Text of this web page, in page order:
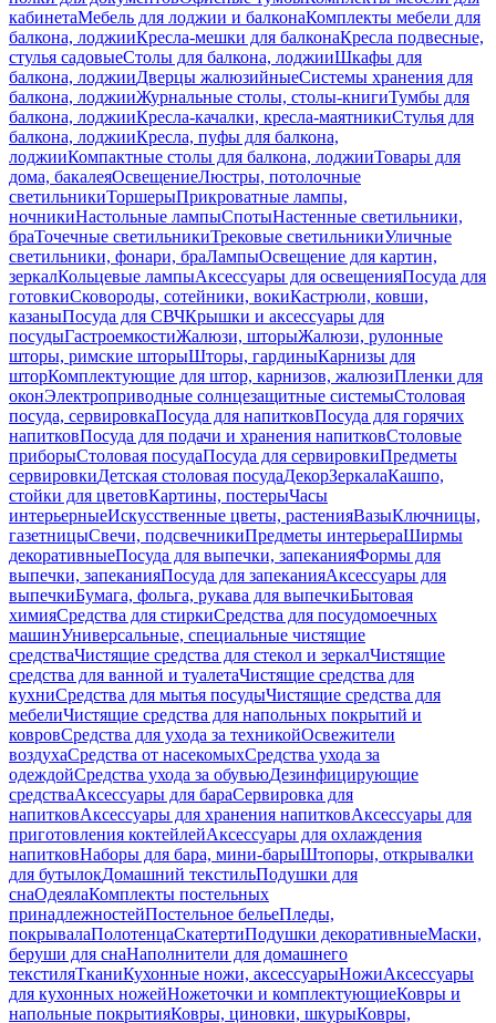
кабинетаМебель для лоджии и балконаКомплекты мебели для
балкона, лоджииКресла-мешки для балконаКресла подвесные,
стулья садовыеСтолы для балкона, лоджииШкафы для
балкона, лоджииДверцы жалюзийныеСистемы хранения для
балкона, лоджииЖурнальные столы, столы-книгиТумбы для
балкона, лоджииКресла-качалки, кресла-маятникиСтулья для
балкона, лоджииКресла, пуфы для балкона,
лоджииКомпактные столы для балкона, лоджииТовары для
дома, бакалеяОсвещениеЛюстры, потолочные
светильникиТоршерыПрикроватные лампы,
ночникиНастольные лампыСпотыНастенные светильники,
браТочечные светильникиТрековые светильникиУличные
светильники, фонари, браЛампыОсвещение для картин,
зеркалКольцевые лампыАксессуары для освещенияПосуда для
готовкиСковороды, сотейники, вокиКастрюли, ковши,
казаныПосуда для СВЧКрышки и аксессуары для
посудыГастроемкостиЖалюзи, шторыЖалюзи, рулонные
шторы, римские шторыШторы, гардиныКарнизы для
шторКомплектующие для штор, карнизов, жалюзиПленки для
оконЭлектроприводные солнцезащитные системыСтоловая
посуда, сервировкаПосуда для напитковПосуда для горячих
напитковПосуда для подачи и хранения напитковСтоловые
приборыСтоловая посудаПосуда для сервировкиПредметы
сервировкиДетская столовая посудаДекорЗеркалаКашпо,
стойки для цветовКартины, постерыЧасы
интерьерныеИскусственные цветы, растенияВазыКлючницы,
газетницыСвечи, подсвечникиПредметы интерьераШирмы
декоративныеПосуда для выпечки, запеканияФормы для
выпечки, запеканияПосуда для запеканияАксессуары для
выпечкиБумага, фольга, рукава для выпечкиБытовая
химияСредства для стиркиСредства для посудомоечных
машинУниверсальные, специальные чистящие
средстваЧистящие средства для стекол и зеркалЧистящие
средства для ванной и туалетаЧистящие средства для
кухниСредства для мытья посудыЧистящие средства для
мебелиЧистящие средства для напольных покрытий и
ковровСредства для ухода за техникойОсвежители
воздухаСредства от насекомыхСредства ухода за
одеждойСредства ухода за обувьюДезинфицирующие
средстваАксессуары для бараСервировка для
напитковАксессуары для хранения напитковАксессуары для
приготовления коктейлейАксессуары для охлаждения
напитковНаборы для бара, мини-барыШтопоры, открывалки
для бутылокДомашний текстильПодушки для
снаОдеялаКомплекты постельных
принадлежностейПостельное бельеПледы,
покрывалаПолотенцаСкатертиПодушки декоративныеМаски,
беруши для снаНаполнители для домашнего
текстиляТканиКухонные ножи, аксессуарыНожиАксессуары
для кухонных ножейНожеточки и комплектующиеКовры и
напольные покрытияКовры, циновки, шкурыКовры,